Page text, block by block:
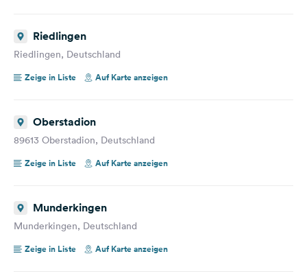
Riedlingen
Riedlingen, Deutschland
Zeige in Liste
Auf Karte anzeigen
Oberstadion
89613 Oberstadion, Deutschland
Zeige in Liste
Auf Karte anzeigen
Munderkingen
Munderkingen, Deutschland
Zeige in Liste
Auf Karte anzeigen